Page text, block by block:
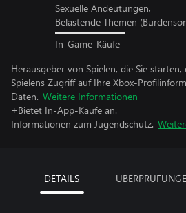
Sexuelle Andeutungen,
Belastende Themen
In-Game-Käufe
Herausgeber von Spielen, die Sie
Spielens Zugriff auf Ihre Xbox-
Daten. Weitere Informationen
+Bietet In-App-Käufe an.
Informationen zum Jugendschutz.
DETAILS